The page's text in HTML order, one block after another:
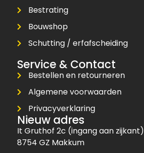
Bestrating
Bouwshop
Schutting / erfafscheiding
Service & Contact
Bestellen en retourneren
Algemene voorwaarden
Privacyverklaring
Nieuw adres
It Gruthof 2c (ingang aan zijkant)
8754 GZ Makkum